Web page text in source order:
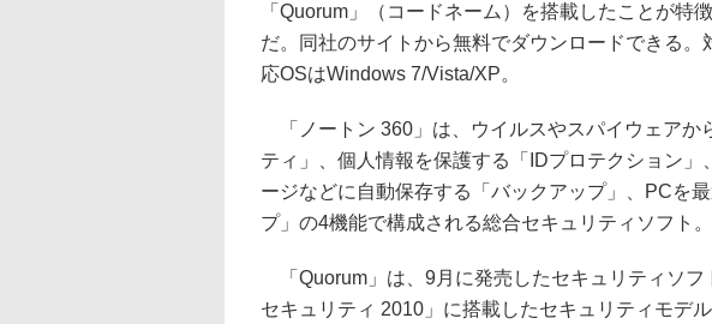
「Quorum」（コードネーム）を搭載したことが特徴
だ。同社のサイトから無料でダウンロードできる。
応OSはWindows 7/Vista/XP。
「ノートン 360」は、ウイルスやスパイウェアか
ティ」、個人情報を保護する「IDプロテクション」
ージなどに自動保存する「バックアップ」、PCを
プ」の4機能で構成される総合セキュリティソフト。
「Quorum」は、9月に発売したセキュリティソフ
セキュリティ 2010」に搭載したセキュリティモデ